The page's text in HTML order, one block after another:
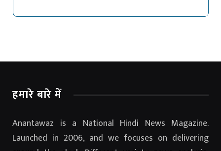
हमारे बारे में
Anantawaz is a National Hindi News Magazine.
Launched in 2006, and we focuses on delivering